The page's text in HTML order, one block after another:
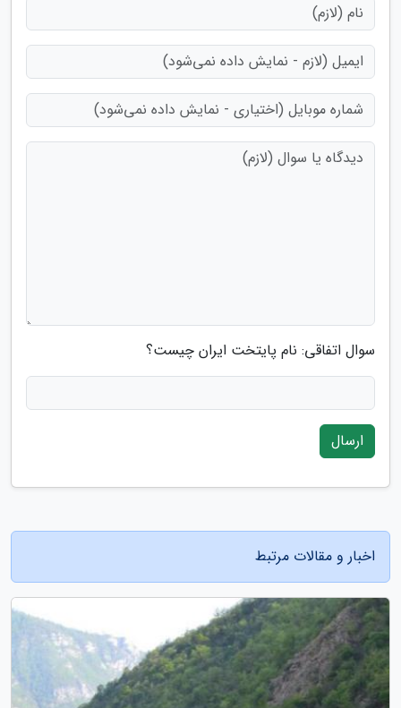
سوال اتفاقی: نام پایتخت ایران چیست؟
ارسال
اخبار و مقالات مرتبط